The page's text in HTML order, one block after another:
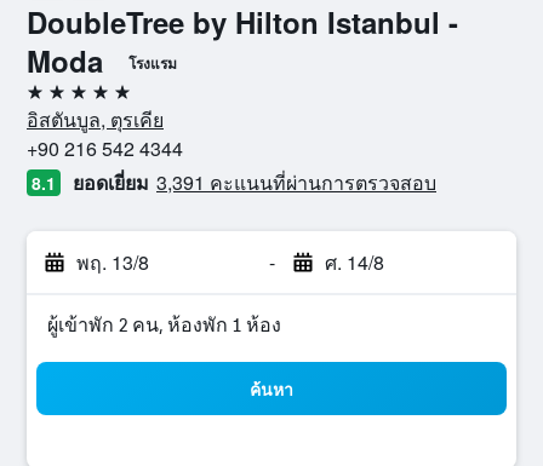
DoubleTree by Hilton Istanbul -
Moda
โรงแรม
5 ดาว
อิสตันบูล, ตุรเคีย
+90 216 542 4344
8.1 ยอดเยี่ยม 3,391 คะแนนที่ผ่านการตรวจสอบ
พฤ. 13/8 - ศ. 14/8
ผู้เข้าพัก 2 คน, ห้องพัก 1 ห้อง
ค้นหา